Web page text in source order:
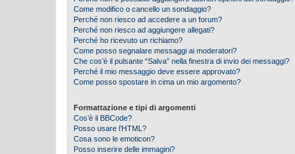
Come modifico o cancello un sondaggio?
Perché non riesco ad accedere a un forum?
Perché non riesco ad aggiungere allegati?
Perché ho ricevuto un richiamo?
Come posso segnalare messaggi ai moderatori?
Che cos’è il pulsante “Salva” nella finestra di invio dei messaggi?
Perché il mio messaggio deve essere approvato?
Come posso spostare in cima un mio argomento?
Formattazione e tipi di argomenti
Cos’è il BBCode?
Posso usare l’HTML?
Cosa sono le emoticon?
Posso inserire delle immagini?